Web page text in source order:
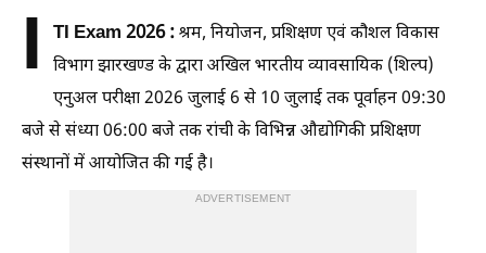
I TI Exam 2026 :श्रम, नियोजन, प्रशिक्षण एवं कौशल विकास
विभाग झारखण्ड के द्वारा अखिल भारतीय व्यावसायिक (शिल्प)
एनुअल परीक्षा 2026 जुलाई 6 से 10 जुलाई तक पूर्वाहन 09:30
बजे से संध्या 06:00 बजे तक रांची के विभिन्न औद्योगिकी प्रशिक्षण
संस्थानों में आयोजित की गई है।
ADVERTISEMENT